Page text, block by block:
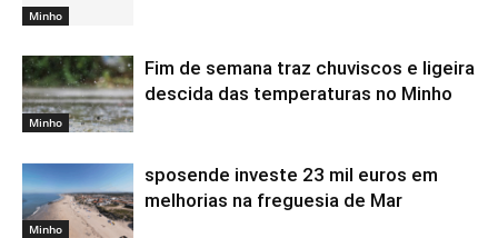
Minho
Minho
Fim de semana traz chuviscos e ligeira
descida das temperaturas no Minho
Minho
sposende investe 23 mil euros em
melhorias na freguesia de Mar